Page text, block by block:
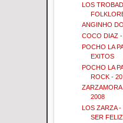
LOS
ANGINHO
COCO DIAZ
POCHO LA
EXITOS
POCHO LA
ROCK -
2008
LOS ZARZA
SER